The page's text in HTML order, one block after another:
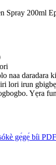
Spray 200ml
naa daradara
lori irun
Yẹra
gẹ́gẹ́ bíi PDF